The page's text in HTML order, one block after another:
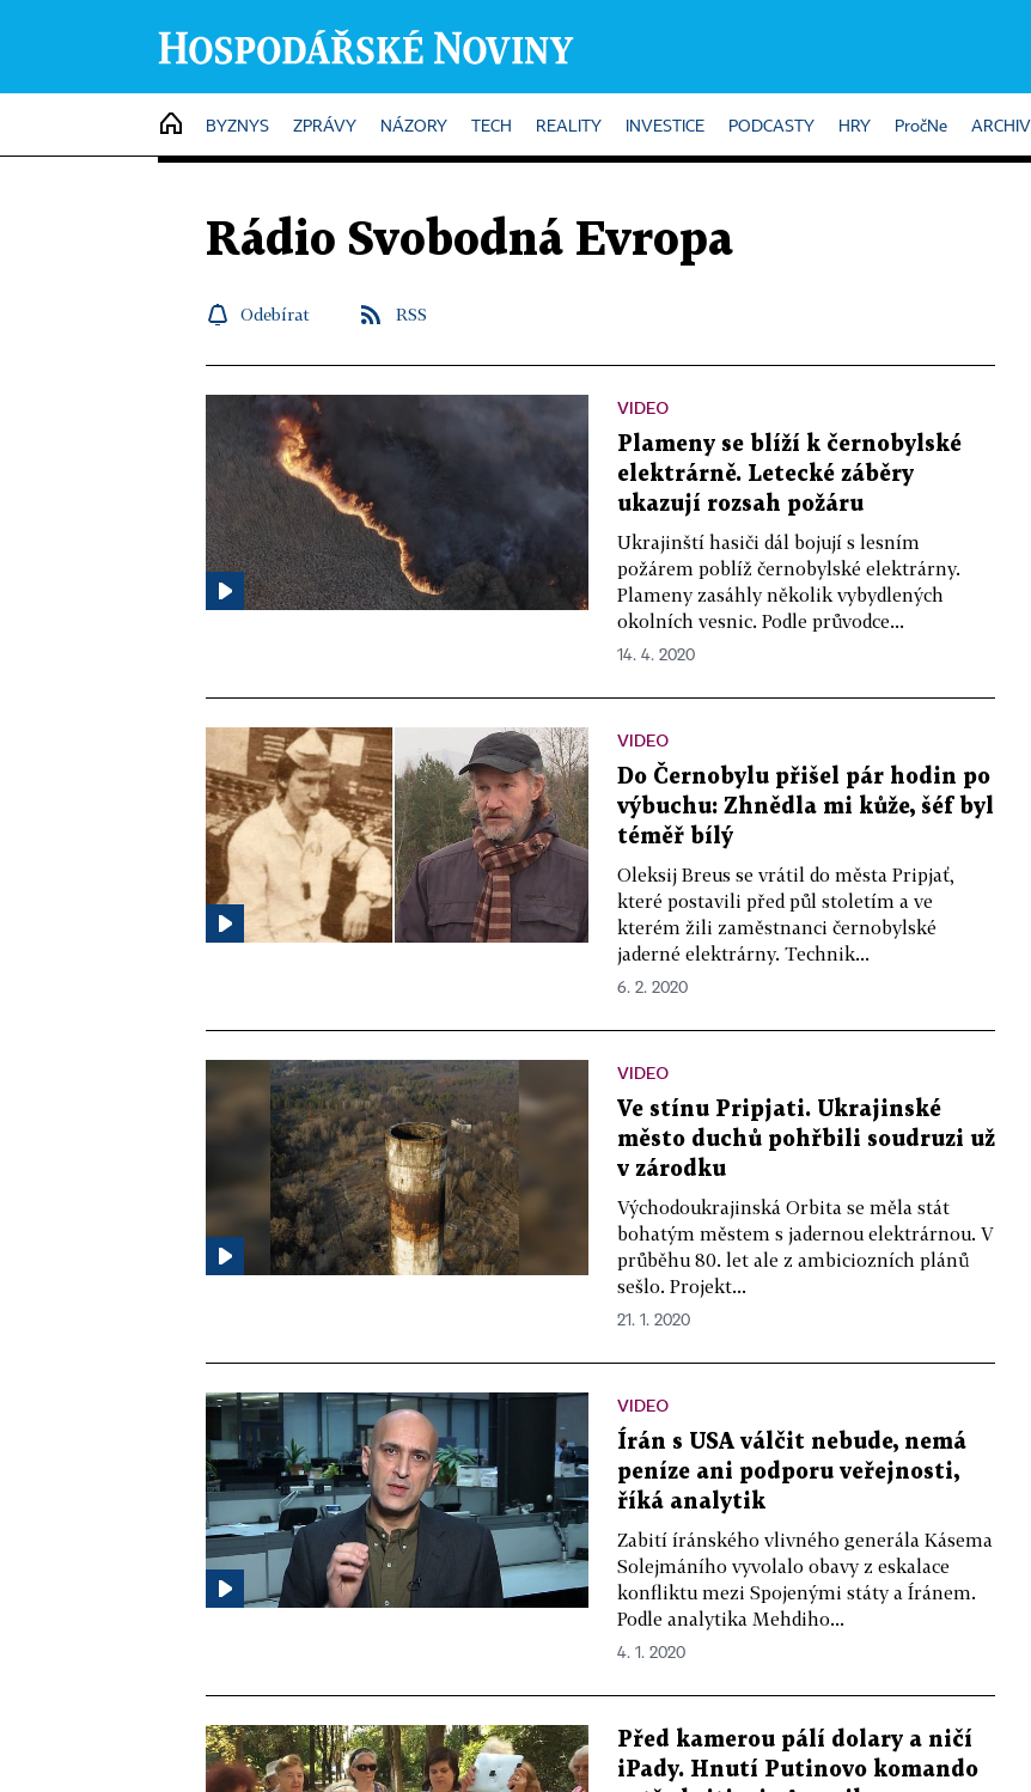
HOME
BYZNYS ZPRÁVY NÁZORY TECH REALITY INVESTICE PODCASTY HRY PročNe ARCHIV
Rádio Svobodná Evropa
Odebírat RSS
VIDEO
Plameny se blíží k černobylské
elektrárně. Letecké záběry
ukazují rozsah požáru
Ukrajinští hasiči dál bojují s lesním
požárem poblíž černobylské elektrárny.
Plameny zasáhly několik vybydlených
okolních vesnic. Podle průvodce...
14. 4. 2020
VIDEO
Do Černobylu přišel pár hodin po
výbuchu: Zhnědla mi kůže, šéf byl
téměř bílý
Oleksij Breus se vrátil do města Pripjať,
které postavili před půl stoletím a ve
kterém žili zaměstnanci černobylské
jaderné elektrárny. Technik...
6. 2. 2020
VIDEO
Ve stínu Pripjati. Ukrajinské
město duchů pohřbili soudruzi už
v zárodku
Východoukrajinská Orbita se měla stát
bohatým městem s jadernou elektrárnou. V
průběhu 80. let ale z ambiciozních plánů
sešlo. Projekt...
21. 1. 2020
VIDEO
Írán s USA válčit nebude, nemá
peníze ani podporu veřejnosti,
říká analytik
Zabití íránského vlivného generála Kásema
Solejmáního vyvolalo obavy z eskalace
konfliktu mezi Spojenými státy a Íránem.
Podle analytika Mehdiho...
4. 1. 2020
Před kamerou pálí dolary a ničí
iPady. Hnutí Putinovo komando